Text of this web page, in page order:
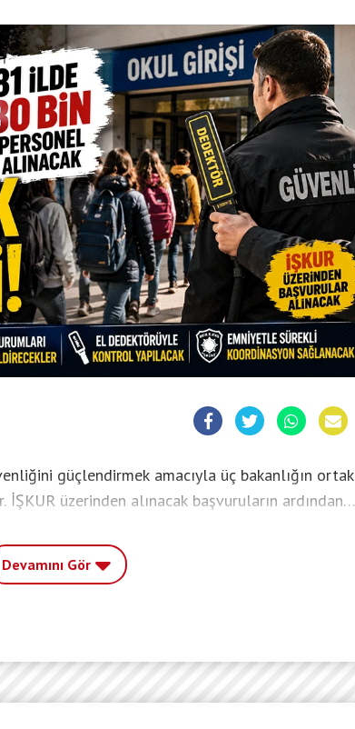
güçlendirmek amacıyla üç bakanlığın ortak
üzerinden alınacak başvuruların ardından
Devamını Gör